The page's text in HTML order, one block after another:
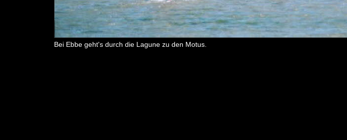
Bei Ebbe geht's durch die Lagune zu den Motus.